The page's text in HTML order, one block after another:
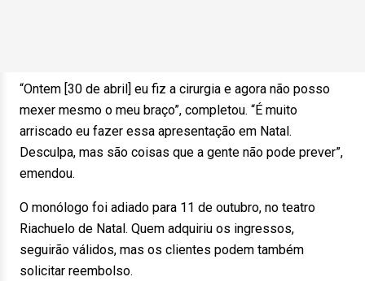
“Ontem [30 de abril] eu fiz a cirurgia e agora não posso
mexer mesmo o meu braço”, completou. “É muito
arriscado eu fazer essa apresentação em Natal.
Desculpa, mas são coisas que a gente não pode prever”,
emendou.
O monólogo foi adiado para 11 de outubro, no teatro
Riachuelo de Natal. Quem adquiriu os ingressos,
seguirão válidos, mas os clientes podem também
solicitar reembolso.